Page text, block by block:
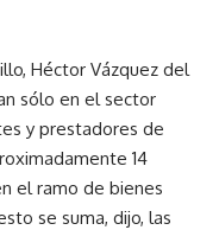
Héctor Vázquez del
sólo en el sector
y prestadores de
14
el ramo de bienes
se suma, dijo, las